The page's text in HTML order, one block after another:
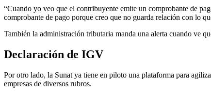
“Cuando yo veo que el contribuyente emite un comprobante de
comprobante de pago porque creo que no guarda relación con lo
También la administración tributaria manda una alerta cuando ve
Declaración de IGV
Por otro lado, la Sunat ya tiene en piloto una plataforma para
empresas de diversos rubros.